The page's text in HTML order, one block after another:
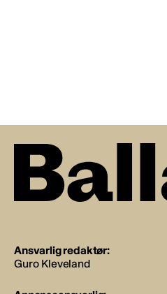
Ansvarlig redaktør:
Guro Kleveland